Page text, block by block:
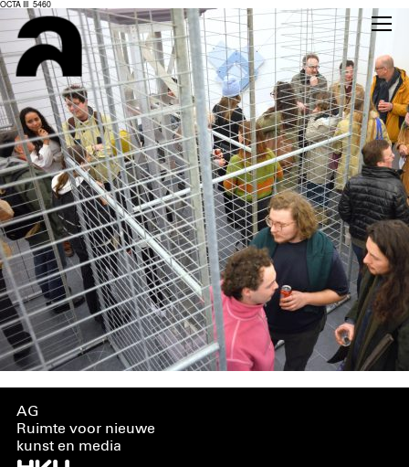
OCTA III_5460
AG
Ruimte voor nieuwe
kunst en media